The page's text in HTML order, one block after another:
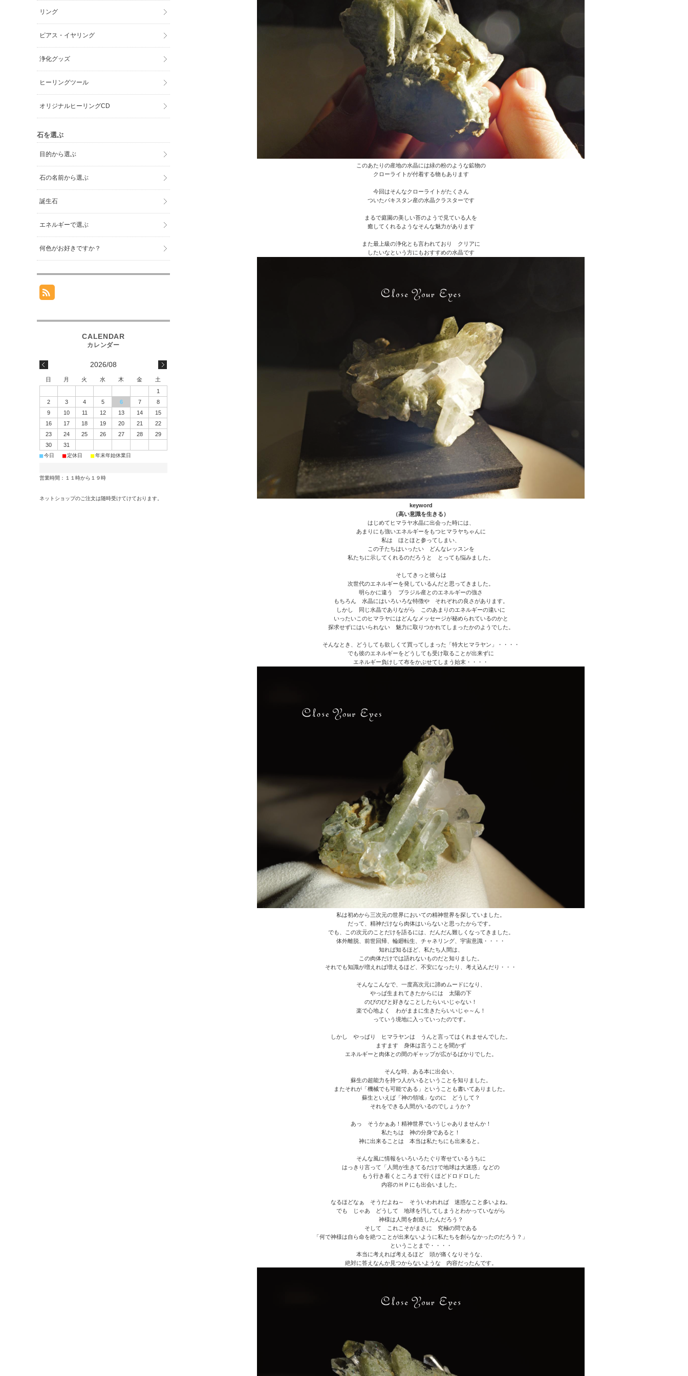
このあたりの産地の水晶には緑の粉のような鉱物の
クローライトが付着する物もあります
今回はそんなクローライトがたくさん
ついたパキスタン産の水晶クラスターです
まるで庭園の美しい苔のようで見ている人を
癒してくれるようなそんな魅力があります
また最上級の浄化とも言われており クリアに
したいなという方にもおすすめの水晶です
keyword
（高い意識を生きる）
はじめてヒマラヤ水晶に出会った時には、
あまりにも強いエネルギーをもつヒマラヤちゃんに
私は ほとほと参ってしまい、
この子たちはいったい どんなレッスンを
私たちに示してくれるのだろうと とっても悩みました。
そしてきっと彼らは
次世代のエネルギーを発しているんだと思ってきました。
明らかに違う ブラジル産とのエネルギーの強さ
もちろん 水晶にはいろいろな特徴や それぞれの良さがあります。
しかし 同じ水晶でありながら このあまりのエネルギーの違いに
いったいこのヒマラヤにはどんなメッセージが秘められているのかと
探求せずにはいられない 魅力に取りつかれてしまったかのようでした。
そんなとき、どうしても欲しくて買ってしまった「特大ヒマラヤン」・・・・
でも彼のエネルギーをどうしても受け取ることが出来ずに
エネルギー負けして布をかぶせてしまう始末・・・・
私は初めから三次元の世界においての精神世界を探していました。
だって、精神だけなら肉体はいらないと思ったからです。
でも、この次元のことだけを語るには、だんだん難しくなってきました。
体外離脱、前世回帰、輪廻転生、チャネリング、宇宙意識・・・・
知れば知るほど、私たち人間は、
この肉体だけでは語れないものだと知りました。
それでも知識が増えれば増えるほど、不安になったり、考え込んだり・・・
そんなこんなで、一度高次元に諦めムードになり、
やっぱ生まれてきたからには 太陽の下
のびのびと好きなことしたらいいじゃない！
楽で心地よく わがままに生きたらいいじゃ～ん！
っていう境地に入っていったのです。
しかし やっぱり ヒマラヤンは うんと言ってはくれませんでした。
ますます 身体は言うことを聞かず
エネルギーと肉体との間のギャップが広がるばかりでした。
そんな時、ある本に出会い、
蘇生の超能力を持つ人がいるということを知りました。
またそれが「機械でも可能である」ということも書いてありました。
蘇生といえば「神の領域」なのに どうして？
それをできる人間がいるのでしょうか？
あっ そうかぁあ！精神世界でいうじゃありませんか！
私たちは 神の分身であると！
神に出来ることは 本当は私たちにも出来ると。
そんな風に情報をいろいろたぐり寄せているうちに
はっきり言って「人間が生きてるだけで地球は大迷惑」などの
もう行き着くところまで行くほどドロドロした
内容のＨＰにも出会いました。
なるほどなぁ そうだよね～ そういわれれば 迷惑なこと多いよね。
でも じゃあ どうして 地球を汚してしまうとわかっていながら
神様は人間を創造したんだろう？
そして これこそがまさに 究極の問である
「何で神様は自ら命を絶つことが出来ないように私たちを創らなかったのだろう？」
ということまで・・・・
本当に考えれば考えるほど 頭が痛くなりそうな、
絶対に答えなんか見つからないような 内容だったんです。
リング
ピアス・イヤリング
浄化グッズ
ヒーリングツール
オリジナルヒーリングCD
石を選ぶ
目的から選ぶ
石の名前から選ぶ
誕生石
エネルギーで選ぶ
何色がお好きですか？
2026/08
日 月 火 水 木 金
土
1
2
3 4 5 6 7
8
9
10 11 12 13 14
15
16
17 18 19 20 21
22
23
24 25 26 27 28
29
30
31
■今日 ■定休日 ■年末年始休業日
営業時間：１１時から１９時
ネットショップのご注文は随時受けてけております。